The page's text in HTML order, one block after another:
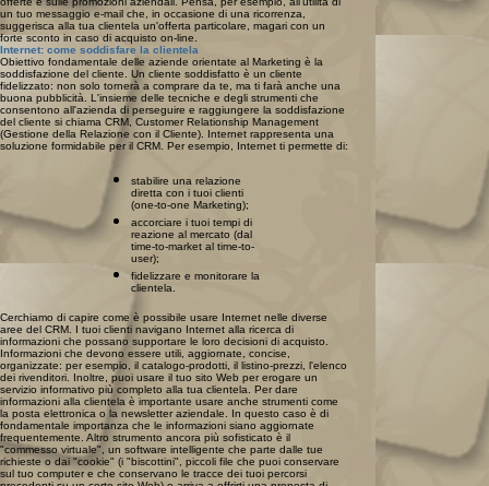
un tuo messaggio e-mail che, in occasione di una ricorrenza,
suggerisca alla tua clientela un'offerta particolare, magari con un
forte sconto in caso di acquisto on-line.
Internet: come soddisfare la clientela
Obiettivo fondamentale delle aziende orientate al Marketing è la
soddisfazione del cliente. Un cliente soddisfatto è un cliente
fidelizzato: non solo tornerà a comprare da te, ma ti farà anche una
buona pubblicità. L'insieme delle tecniche e degli strumenti che
consentono all'azienda di perseguire e raggiungere la soddisfazione
del cliente si chiama CRM, Customer Relationship Management
(Gestione della Relazione con il Cliente). Internet rappresenta una
soluzione formidabile per il CRM. Per esempio, Internet ti permette di:
stabilire una relazione
diretta con i tuoi clienti
(one-to-one Marketing);
accorciare i tuoi tempi di
reazione al mercato (dal
time-to-market al time-to-
user);
fidelizzare e monitorare la
clientela.
Cerchiamo di capire come è possibile usare Internet nelle diverse
aree del CRM. I tuoi clienti navigano Internet alla ricerca di
informazioni che possano supportare le loro decisioni di acquisto.
Informazioni che devono essere utili, aggiornate, concise,
organizzate: per esempio, il catalogo-prodotti, il listino-prezzi, l'elenco
dei rivenditori. Inoltre, puoi usare il tuo sito Web per erogare un
servizio informativo più completo alla tua clientela. Per dare
informazioni alla clientela è importante usare anche strumenti come
la posta elettronica o la newsletter aziendale. In questo caso è di
fondamentale importanza che le informazioni siano aggiornate
frequentemente. Altro strumento ancora più sofisticato è il
"commesso virtuale", un software intelligente che parte dalle tue
richieste o dai "cookie" (i "biscottini", piccoli file che puoi conservare
sul tuo computer e che conservano le tracce dei tuoi percorsi